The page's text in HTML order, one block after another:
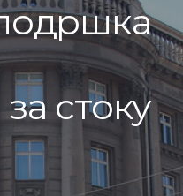
стоку